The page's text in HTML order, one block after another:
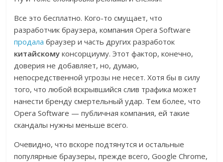
Все это бесплатно. Кого-то смущает, что
разработчик браузера, компания Opera Software
продала браузер и часть других разработок
китайскому консорциуму. Этот фактор, конечно,
доверия не добавляет, но, думаю,
непосредственной угрозы не несет. Хотя бы в силу
того, что любой вскрывшийся слив трафика может
нанести бренду смертельный удар. Тем более, что
Opera Software — публичная компания, ей такие
скандалы нужны меньше всего.
Очевидно, что вскоре подтянутся и остальные
популярные браузеры, прежде всего, Google Chrome,